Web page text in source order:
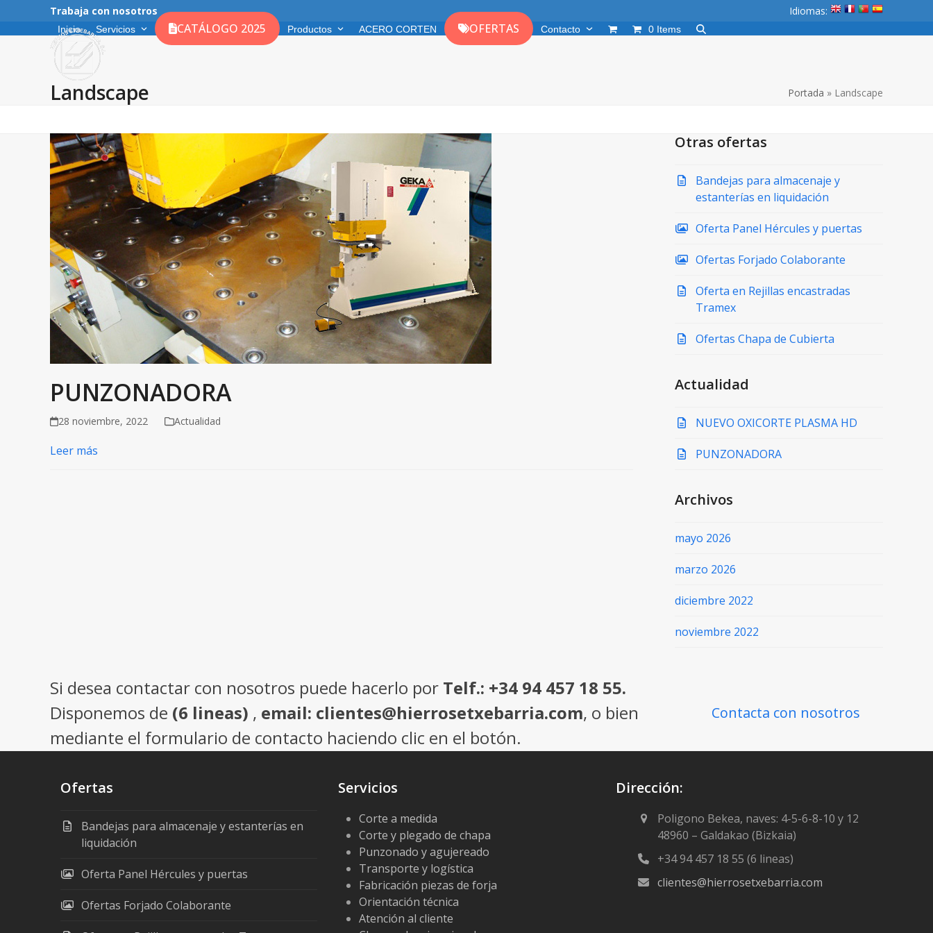
Trabaja con nosotros Idiomas:
Inicio Servicios CATÁLOGO 2025 Productos ACERO CORTEN OFERTAS Contacto 0 Items
Landscape Portada » Landscape
PUNZONADORA
28 noviembre, 2022 Actualidad
Leer más
Otras ofertas
Bandejas para almacenaje y
estanterías en liquidación
Oferta Panel Hércules y puertas
Ofertas Forjado Colaborante
Oferta en Rejillas encastradas
Tramex
Ofertas Chapa de Cubierta
Actualidad
NUEVO OXICORTE PLASMA HD
PUNZONADORA
Archivos
mayo 2026
marzo 2026
diciembre 2022
noviembre 2022
Si desea contactar con nosotros puede hacerlo por Telf.: +34 94 457 18 55.
Disponemos de (6 lineas) , email: clientes@hierrosetxebarria.com, o bien
mediante el formulario de contacto haciendo clic en el botón.
Contacta con nosotros
Ofertas
Bandejas para almacenaje y estanterías en
liquidación
Oferta Panel Hércules y puertas
Ofertas Forjado Colaborante
Servicios
Corte a medida
Corte y plegado de chapa
Punzonado y agujereado
Transporte y logística
Fabricación piezas de forja
Orientación técnica
Atención al cliente
Dirección:
Poligono Bekea, naves: 4-5-6-8-10 y 12
48960 – Galdakao (Bizkaia)
+34 94 457 18 55 (6 lineas)
clientes@hierrosetxebarria.com